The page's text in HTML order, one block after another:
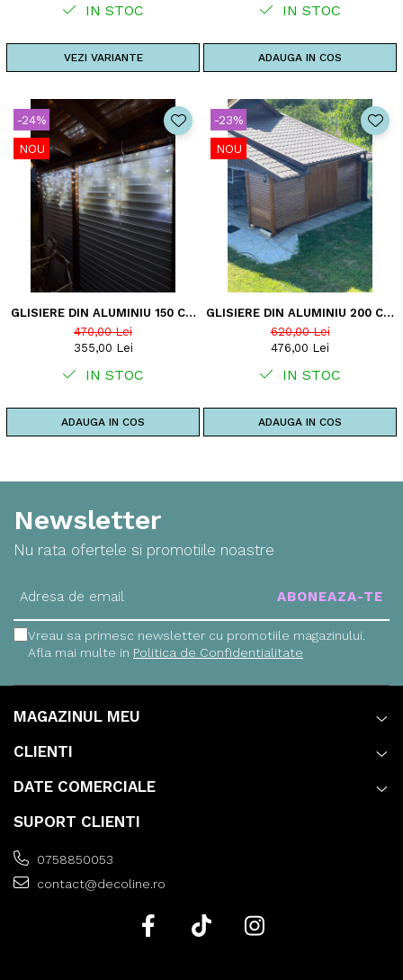
IN STOC
VEZI VARIANTE
IN STOC
ADAUGA IN COS
-24%
NOU
GLISIERE DIN ALUMINIU 150 CM
- PENTRU 18 LAMELE
ORIENTABILE - JALUZELE DE
TERASA
470,00 Lei
355,00 Lei
IN STOC
ADAUGA IN COS
-23%
NOU
GLISIERE DIN ALUMINIU 200 CM
- PENTRU 24 LAMELE
ORIENTABILE - JALUZELE DE
TERASA
620,00 Lei
476,00 Lei
IN STOC
ADAUGA IN COS
Newsletter
Nu rata ofertele si promotiile noastre
Vreau sa primesc newsletter cu promotiile magazinului.
Afla mai multe in Politica de Confidentialitate
MAGAZINUL MEU
CLIENTI
DATE COMERCIALE
SUPORT CLIENTI
0758850053
contact@decoline.ro